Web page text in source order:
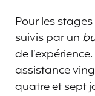
Pour les
suivis par un
de
assistance
quatre et sept